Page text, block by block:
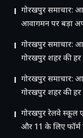
गोरखपुर समाचार:
आवागमन पर बड़ा
गोरखपुर समाचार:
गोरखपुर शहर की
गोरखपुर समाचार:
गोरखपुर शहर की
गोरखपुर रेलवे स्कूल
और 11 के लिए